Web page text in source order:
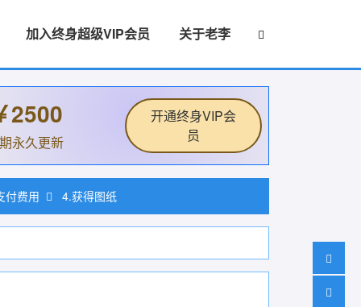
加入终身超级VIP会员 关于老李
2500
永久更新
开通终身VIP会
员
付费用 4.获得图纸